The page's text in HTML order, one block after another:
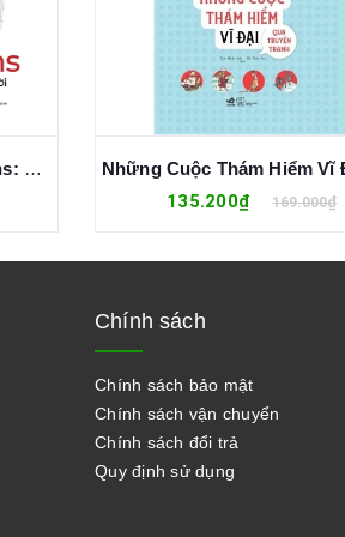
Combo (2 Cuốn Sách) Sapiens: Lược Sử Loài Người + Khi Hơi Thở Hóa Thinh Không
135.200₫ 169.000₫
Chính sách
Chính sách bảo mật
Chính sách vận chuyển
Chính sách đổi trả
Quy định sử dụng